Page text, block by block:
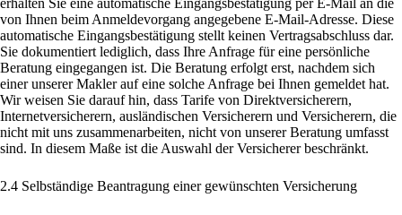
erhalten Sie eine automatische Eingangsbestätigung per E-Mail an die
von Ihnen beim Anmeldevorgang angegebene E-Mail-Adresse. Diese
automatische Eingangsbestätigung stellt keinen Vertragsabschluss dar.
Sie dokumentiert lediglich, dass Ihre Anfrage für eine persönliche
Beratung eingegangen ist. Die Beratung erfolgt erst, nachdem sich
einer unserer Makler auf eine solche Anfrage bei Ihnen gemeldet hat.
Wir weisen Sie darauf hin, dass Tarife von Direktversicherern,
Internetversicherern, ausländischen Versicherern und Versicherern, die
nicht mit uns zusammenarbeiten, nicht von unserer Beratung umfasst
sind. In diesem Maße ist die Auswahl der Versicherer beschränkt.
2.4 Selbständige Beantragung einer gewünschten Versicherung